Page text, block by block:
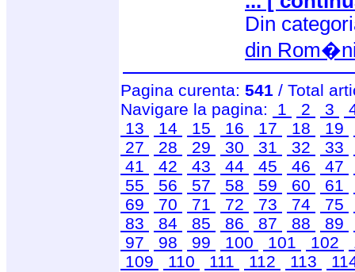
Din
din
Pagina curenta: 541 / Total
Navigare la pagina:
1 2 3
13
14 15 16 17 18 19
27
28 29 30 31 32 33
41
42 43 44 45 46 47
55
56 57 58 59 60 61
69
70 71 72 73 74 75
83
84 85 86 87 88 89
97
98 99 100 101 102
109
110 111 112 113